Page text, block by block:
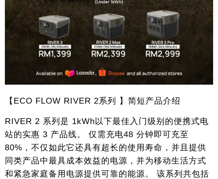
【ECO FLOW RIVER 2系列 】简短产品介绍
RIVER 2 系列是 1kWh以下最佳入门级别的便携式电
站的实惠 3 产品线。 仅需充电48 分钟即可充至
80%，不仅如此它还具有超长的使用寿命，并且提供
同类产品中最具成本效益的电源，并为移动生活方式
和紧急家庭备用电源提供可靠的能源。 该系列共包括